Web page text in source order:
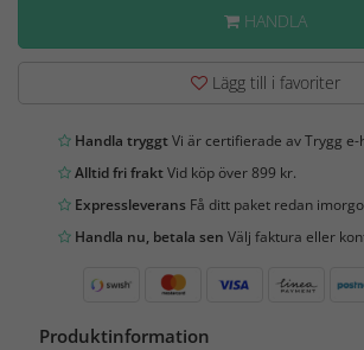
HANDLA
Lägg till i favoriter
Handla tryggtVi är certifierade av Trygg e-
Alltid fri fraktVid köp över 899 kr.
Expressleverans Få ditt paket redan
Handla nu, betala sen Välj faktura eller
Produktinformation